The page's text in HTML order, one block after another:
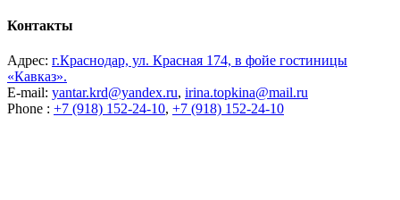
Контакты
Адрес: г.Краснодар, ул. Красная 174, в фойе гостиницы
«Кавказ».
E-mail: yantar.krd@yandex.ru, irina.topkina@mail.ru
Phone : +7 (918) 152-24-10, +7 (918) 152-24-10